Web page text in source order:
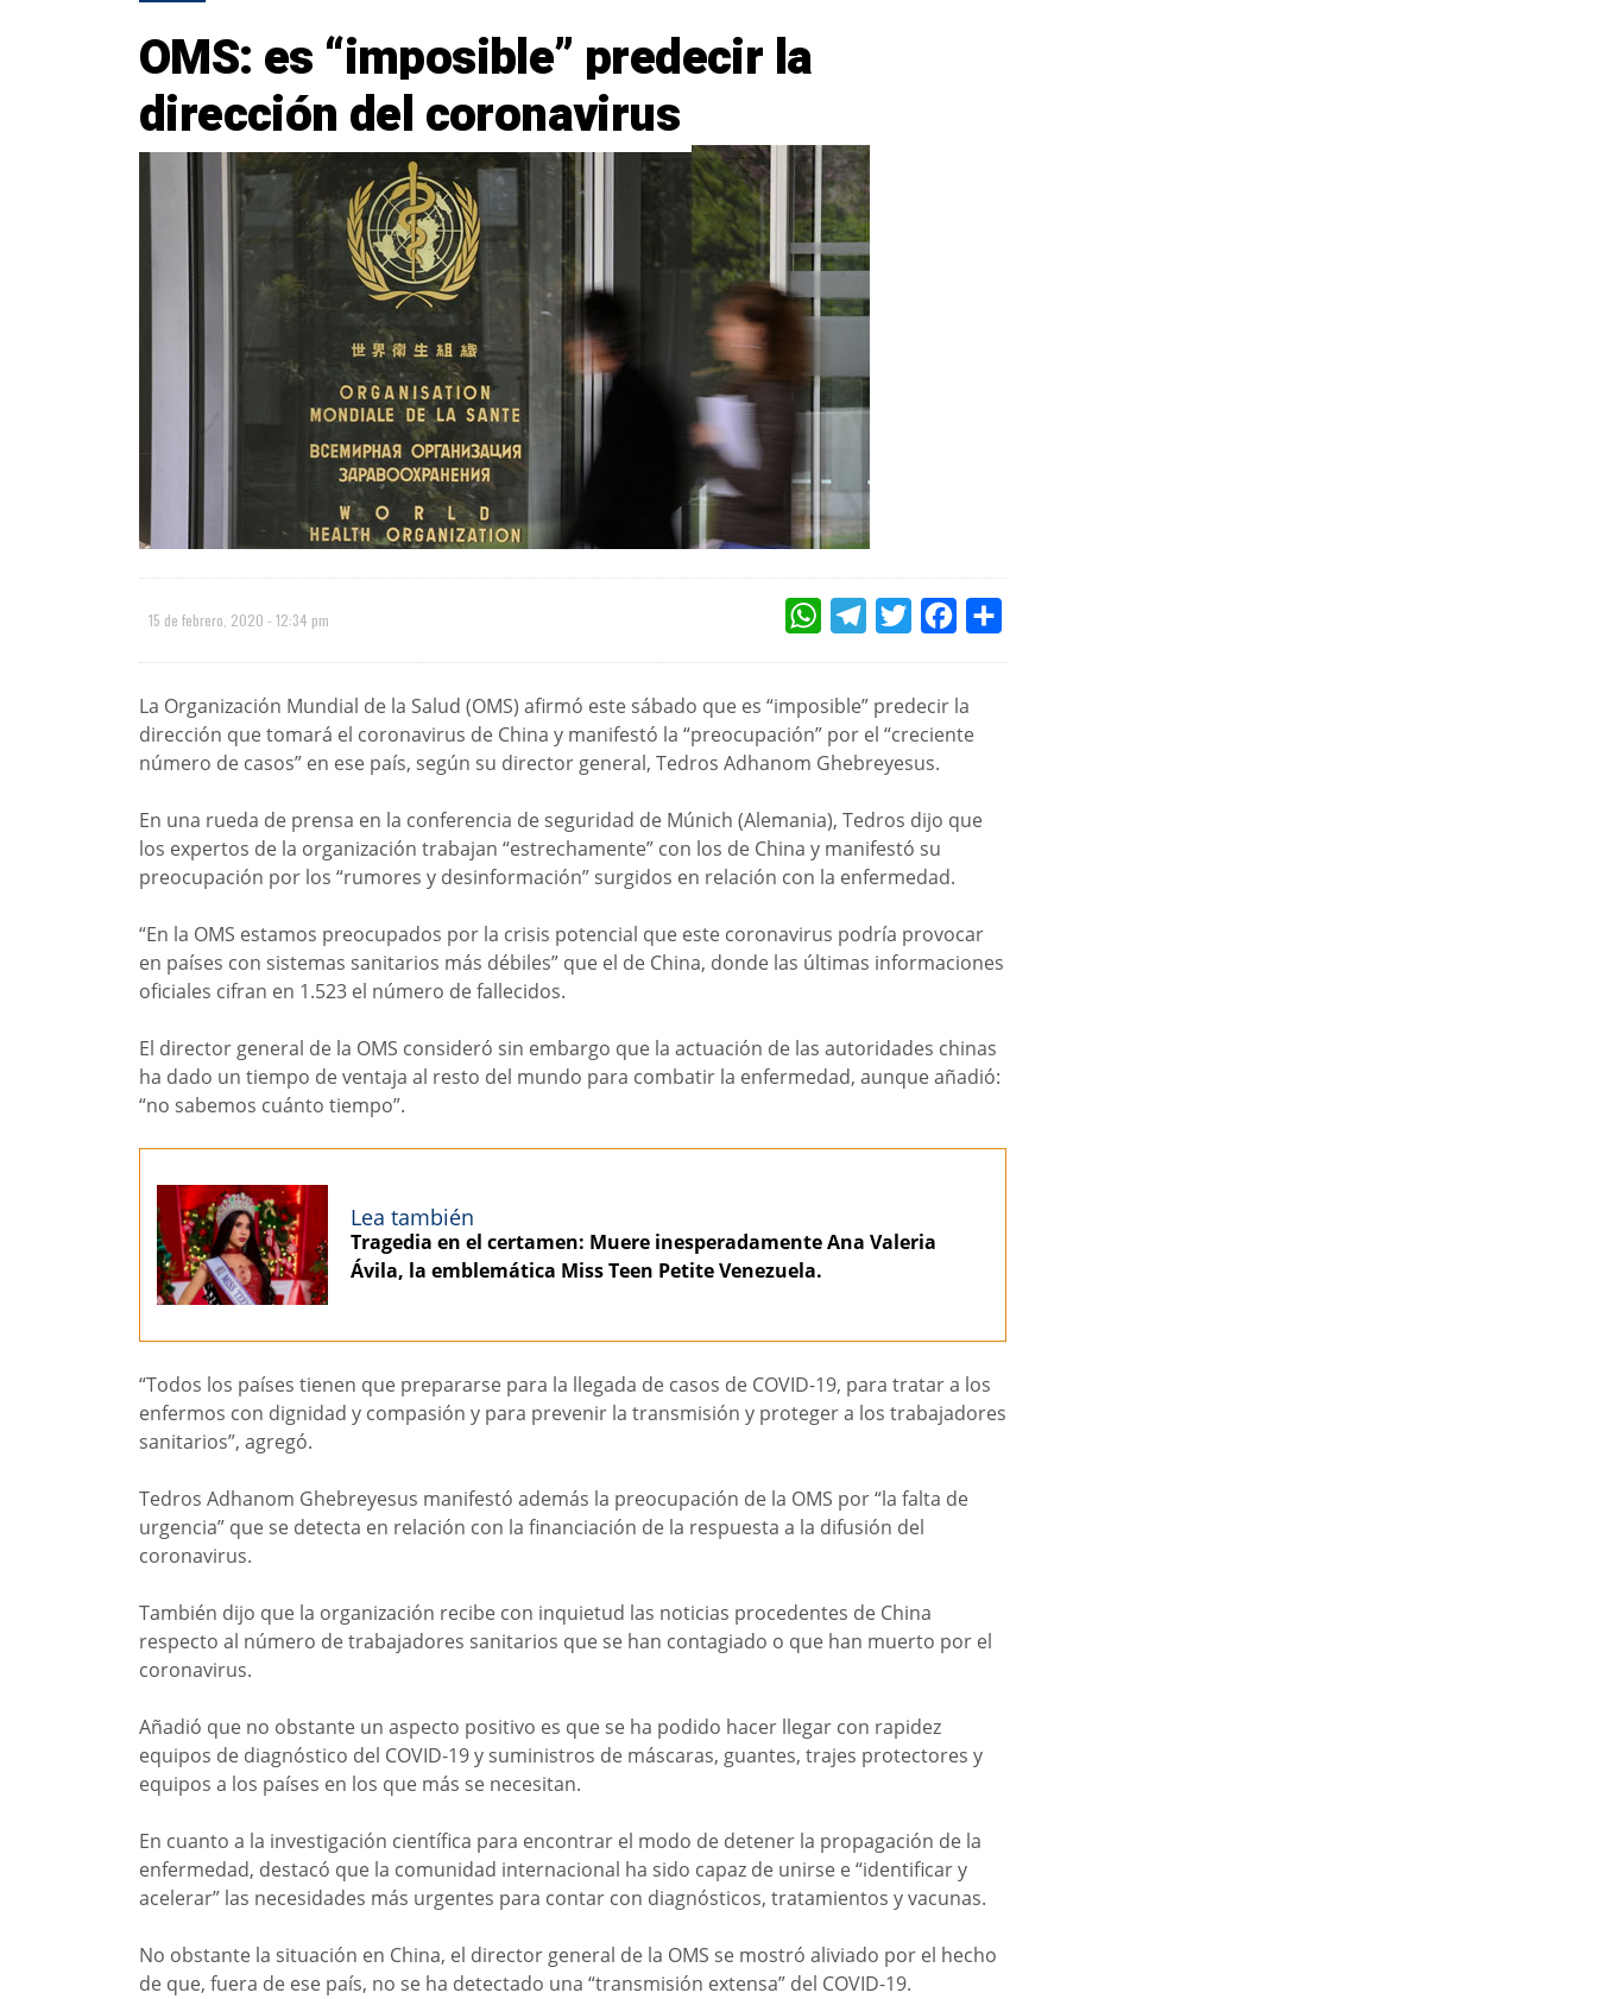
OMS: es “imposible” predecir la
dirección del coronavirus
15 de febrero, 2020 - 12:34 pm WHATSAPPTELEGRAMTWITTERFACEBOOK
La Organización Mundial de la Salud (OMS) afirmó este sábado que es “imposible” predecir la
dirección que tomará el coronavirus de China y manifestó la “preocupación” por el “creciente
número de casos” en ese país, según su director general, Tedros Adhanom Ghebreyesus.
En una rueda de prensa en la conferencia de seguridad de Múnich (Alemania), Tedros dijo que
los expertos de la organización trabajan “estrechamente” con los de China y manifestó su
preocupación por los “rumores y desinformación” surgidos en relación con la enfermedad.
“En la OMS estamos preocupados por la crisis potencial que este coronavirus podría provocar
en países con sistemas sanitarios más débiles” que el de China, donde las últimas informaciones
oficiales cifran en 1.523 el número de fallecidos.
El director general de la OMS consideró sin embargo que la actuación de las autoridades chinas
ha dado un tiempo de ventaja al resto del mundo para combatir la enfermedad, aunque añadió:
“no sabemos cuánto tiempo”.
Lea también
Tragedia en el certamen: Muere inesperadamente Ana Valeria
Ávila, la emblemática Miss Teen Petite Venezuela.
“Todos los países tienen que prepararse para la llegada de casos de COVID-19, para tratar a los
enfermos con dignidad y compasión y para prevenir la transmisión y proteger a los trabajadores
sanitarios”, agregó.
Tedros Adhanom Ghebreyesus manifestó además la preocupación de la OMS por “la falta de
urgencia” que se detecta en relación con la financiación de la respuesta a la difusión del
coronavirus.
También dijo que la organización recibe con inquietud las noticias procedentes de China
respecto al número de trabajadores sanitarios que se han contagiado o que han muerto por el
coronavirus.
Añadió que no obstante un aspecto positivo es que se ha podido hacer llegar con rapidez
equipos de diagnóstico del COVID-19 y suministros de máscaras, guantes, trajes protectores y
equipos a los países en los que más se necesitan.
En cuanto a la investigación científica para encontrar el modo de detener la propagación de la
enfermedad, destacó que la comunidad internacional ha sido capaz de unirse e “identificar y
acelerar” las necesidades más urgentes para contar con diagnósticos, tratamientos y vacunas.
No obstante la situación en China, el director general de la OMS se mostró aliviado por el hecho
de que, fuera de ese país, no se ha detectado una “transmisión extensa” del COVID-19.